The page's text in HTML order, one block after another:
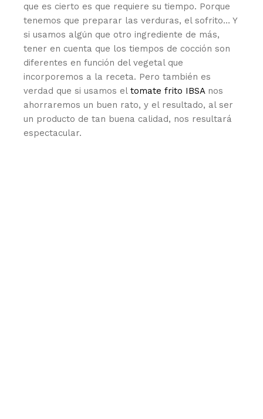
que es cierto es que requiere su tiempo. Porque
tenemos que preparar las verduras, el sofrito… Y
si usamos algún que otro ingrediente de más,
tener en cuenta que los tiempos de cocción son
diferentes en función del vegetal que
incorporemos a la receta. Pero también es
verdad que si usamos eltomate frito IBSAnos
ahorraremos un buen rato, y el resultado, al ser
un producto de tan buena calidad, nos resultará
espectacular.